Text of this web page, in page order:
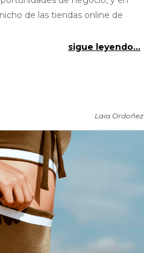
de las tiendas online de
sigue leyendo...
Laia Ordoñez